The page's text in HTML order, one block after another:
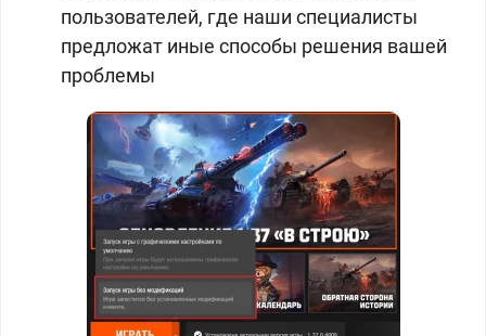
пользователей, где наши специалисты
предложат иные способы решения вашей
проблемы